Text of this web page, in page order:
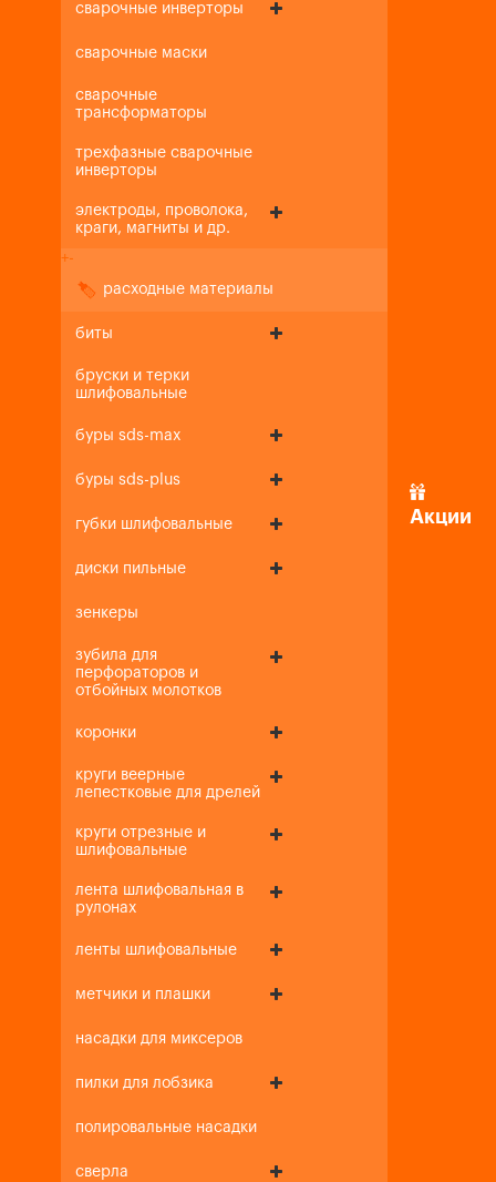
сварочные инверторы
сварочные маски
сварочные
трансформаторы
трехфазные сварочные
инверторы
электроды, проволока,
краги, магниты и др.
+-
расходные материалы
биты
бруски и терки
шлифовальные
буры sds-max
буры sds-plus
губки шлифовальные
диски пильные
зенкеры
зубила для
перфораторов и
отбойных молотков
коронки
круги веерные
лепестковые для дрелей
круги отрезные и
шлифовальные
лента шлифовальная в
рулонах
ленты шлифовальные
метчики и плашки
насадки для миксеров
пилки для лобзика
полировальные насадки
сверла
Акции